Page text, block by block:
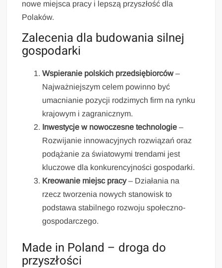
nowe miejsca pracy i lepszą przyszłość dla
Polaków.
Zalecenia dla budowania silnej
gospodarki
Wspieranie polskich przedsiębiorców–
Najważniejszym celem powinno być
umacnianie pozycji rodzimych firm na rynku
krajowym i zagranicznym.
Inwestycje w nowoczesne technologie –
Rozwijanie innowacyjnych rozwiązań oraz
podążanie za światowymi trendami jest
kluczowe dla konkurencyjności gospodarki.
Kreowanie miejsc pracy– Działania na
rzecz tworzenia nowych stanowisk to
podstawa stabilnego rozwoju społeczno-
gospodarczego.
Made in Poland – droga do
przyszłości